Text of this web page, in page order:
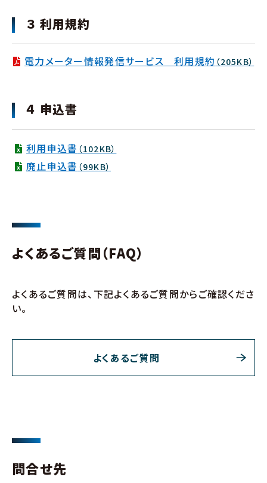
３ 利用規約
電力メーター情報発信サービス 利用規約 （205KB）
４ 申込書
利用申込書 （102KB）
廃止申込書 （99KB）
よくあるご質問（FAQ）
よくあるご質問は、下記よくあるご質問からご確認くださ
い。
よくあるご質問
問合せ先